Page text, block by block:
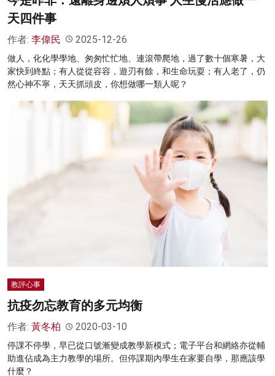
天四件事
作者: 李偉民 2025-12-26
做人，化化學學地、匆匆忙忙地、連滾帶爬地，過了數十個寒暑，大
家快到終點；有人從從容容，遊刃有餘，和生命玩耍；有人老了，仍
然心神不寧，天天抓頭皮，你想做哪一類人呢？
教評心事
抗疫勿忘教育的多元均衡
作者: 黃冬柏 2020-03-10
停課不停學，早已從口號漸變成教學新模式；電子平台和網絡亦從輔
助進佔成為主力教學的場所。但停課期內學生在家要自學，那應該學
什麼？